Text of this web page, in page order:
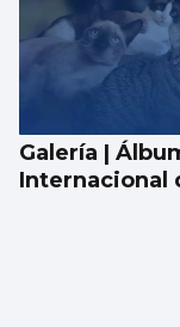
Galería |
Internacional